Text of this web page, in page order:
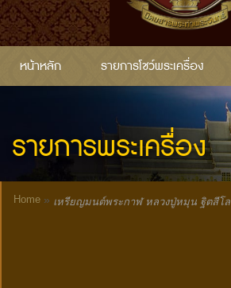
หน้าหลัก รายการโชว์พระเครื่อง
รายการพระเครื่อง
Home » เหรียญมนต์พระกาฬ หลวงปู่หมุน ฐิตสีโล